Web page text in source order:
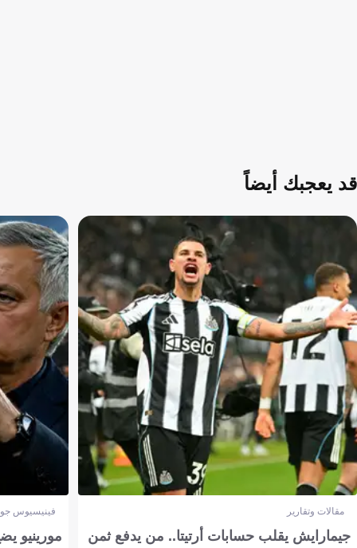
قد يعجبك أيضاً
مقالات وتقارير
جيمارايش يقلب حسابات أرتيتا.. من يدفع ثمن
فينيسيوس
مورينيو